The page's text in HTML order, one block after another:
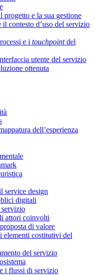
progetto e la sua gestione
contesto d’uso del servizio
e i touchpointdel
utente del servizio
ottenuta
dell’esperienza
service design
digitali
attori coinvolti
di valore
elementi costitutivi del
del servizio
i flussi di servizio